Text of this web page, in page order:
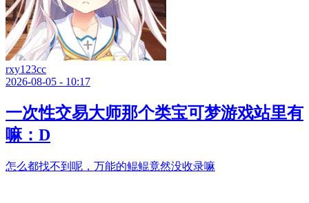
rxy123cc
2026-08-05 - 10:17
一次性交易大师那个类宝可梦游戏站里有
嘛：D
怎么都找不到呢，万能的鲲鲲竟然没收录嘛